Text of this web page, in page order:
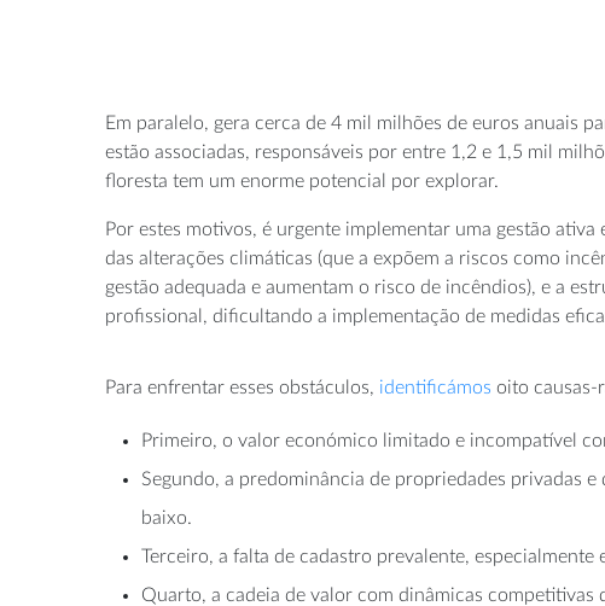
Em paralelo, gera cerca de 4 mil milhões de euros anuais
estão associadas, responsáveis por entre 1,2 e 1,5 mil
floresta tem um enorme potencial por explorar.
Por estes motivos, é urgente implementar uma gestão
das alterações climáticas (que a expõem a riscos como
gestão adequada e aumentam o risco de incêndios), e a
profissional, dificultando a implementação de medidas
Para enfrentar esses obstáculos, identificámos oito causas-
Primeiro, o valor económico limitado e incompatível
Segundo, a predominância de propriedades privadas
baixo.
Terceiro, a falta de cadastro prevalente, especialmente
Quarto, a cadeia de valor com dinâmicas competitivas